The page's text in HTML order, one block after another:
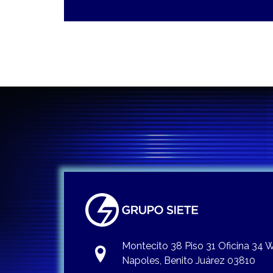
Montecito 38 Piso 31 Oficina 34
Napoles, Benito Juárez 03810